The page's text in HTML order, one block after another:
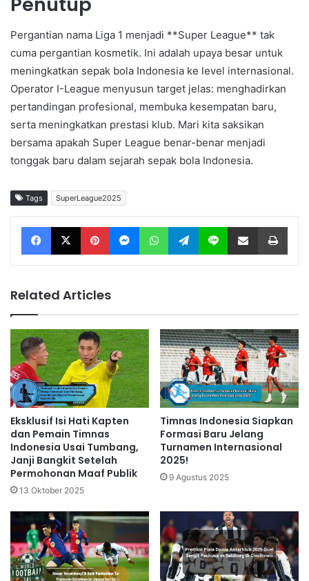
Pergantian nama Liga 1 menjadi **Super League** tak
cuma pergantian kosmetik. Ini adalah upaya besar untuk
meningkatkan sepak bola Indonesia ke level internasional.
Operator I-League menyusun target jelas: menghadirkan
pertandingan profesional, membuka kesempatan baru,
serta meningkatkan prestasi klub. Mari kita saksikan
bersama apakah Super League benar-benar menjadi
tonggak baru dalam sejarah sepak bola Indonesia.
Tags SuperLeague2025
Facebook X Pinterest Messenger WhatsApp Telegram Line Share via Email
Related Articles
Eksklusif Isi Hati Kapten
dan Pemain Timnas
Indonesia Usai Tumbang,
Janji Bangkit Setelah
Permohonan Maaf Publik
13 Oktober 2025
Timnas Indonesia Siapkan
Formasi Baru Jelang
Turnamen Internasional
2025!
9 Agustus 2025